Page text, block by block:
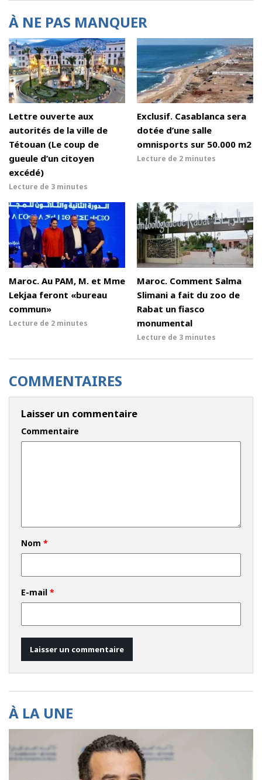
À NE PAS MANQUER
Lettre ouverte aux
autorités de la ville de
Tétouan (Le coup de
gueule d’un citoyen
excédé)
Lecture de 3 minutes
Exclusif. Casablanca sera
dotée d’une salle
omnisports sur 50.000 m2
Lecture de 2 minutes
Maroc. Au PAM, M. et Mme
Lekjaa feront «bureau
commun»
Lecture de 2 minutes
Maroc. Comment Salma
Slimani a fait du zoo de
Rabat un fiasco
monumental
Lecture de 3 minutes
COMMENTAIRES
Laisser un commentaire
Commentaire
Nom *
E-mail *
À LA UNE